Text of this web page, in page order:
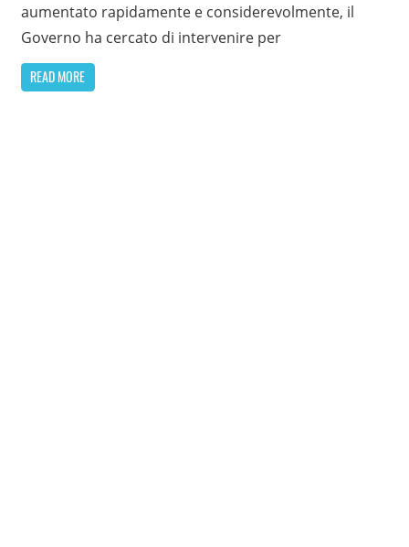
aumentato rapidamente e considerevolmente, il
Governo ha cercato di intervenire per
READ MORE